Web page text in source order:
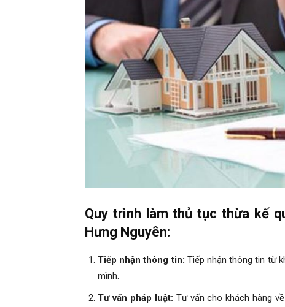
Quy trình làm thủ tục thừa kế
Hưng Nguyên:
Tiếp nhận thông tin: Tiếp nhận thông tin từ
mình.
Tư vấn pháp luật: Tư vấn cho khách hàng